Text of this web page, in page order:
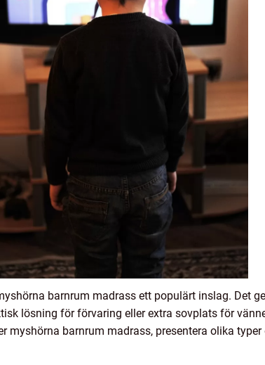
barnrum madrass ett populärt inslag. Det
lösning för förvaring eller extra sovplats för
myshörna barnrum madrass, presentera olika